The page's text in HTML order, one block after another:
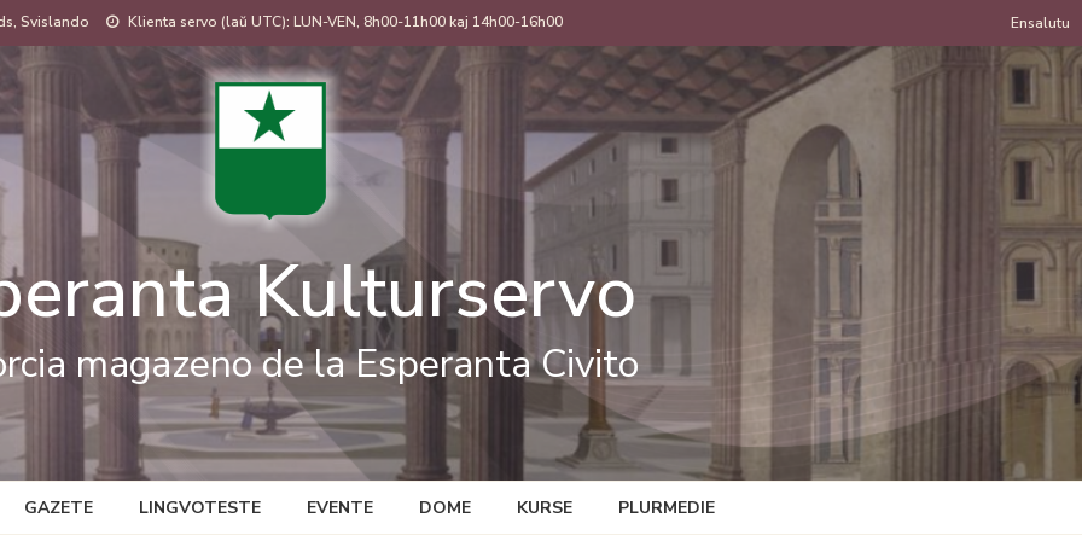
Svislando Klienta servo (laŭ UTC): LUN-VEN, 8h00-11h00 kaj 14h00-16h00
de
Ensalutu
Kulturservo
magazeno de la Esperanta Civito
GAZETE LINGVOTESTE EVENTE DOME KURSE PLURMEDIE